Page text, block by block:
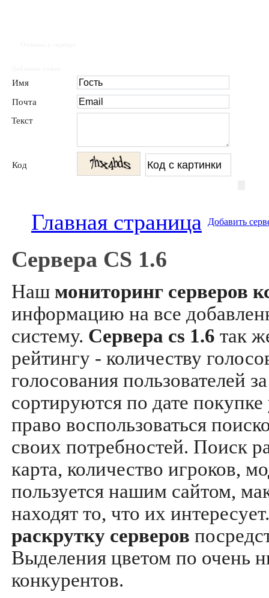
Имя
Почта
Текст
Код
Главная страница Добавить
Сервера CS 1.6
Наш мониторинг серверов
информацию на все
систему. Сервера cs 1.6 так
рейтингу - количеству
голосования пользователей
сортируются по дате
право воспользоваться
своих потребностей. Поиск
карта, количество игроков,
пользуется нашим сайтом,
находят то, что их
раскрутку серверов
Выделения цветом по очень
конкурентов.